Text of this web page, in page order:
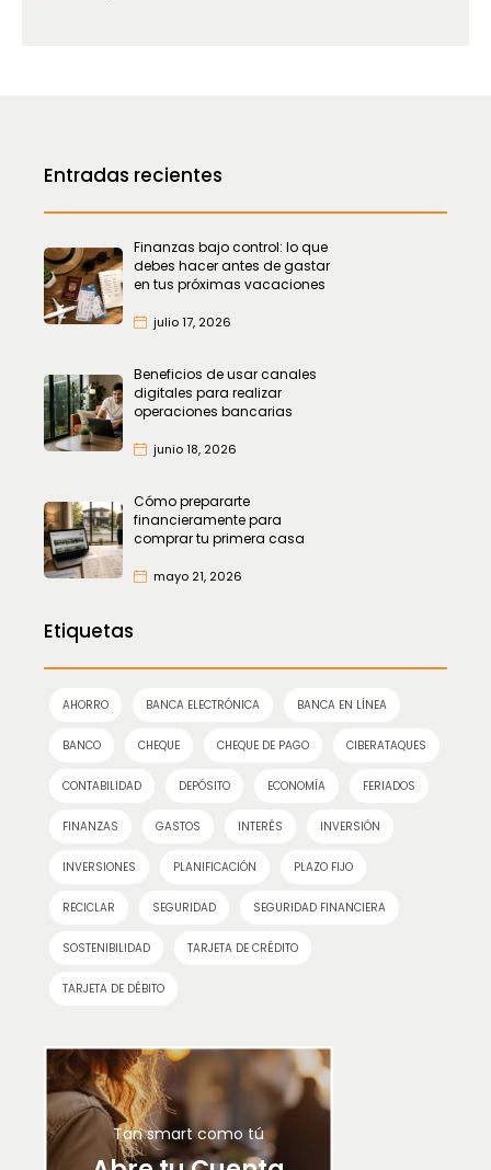
Entradas recientes
Finanzas bajo control: lo que
debes hacer antes de gastar
en tus próximas vacaciones
julio 17, 2026
Beneficios de usar canales
digitales para realizar
operaciones bancarias
junio 18, 2026
Cómo prepararte
financieramente para
comprar tu primera casa
mayo 21, 2026
Etiquetas
AHORRO BANCA ELECTRÓNICA BANCA EN LÍNEA
BANCO CHEQUE CHEQUE DE PAGO CIBERATAQUES
CONTABILIDAD DEPÓSITO ECONOMÍA FERIADOS
FINANZAS GASTOS INTERÉS INVERSIÓN
INVERSIONES PLANIFICACIÓN PLAZO FIJO
RECICLAR SEGURIDAD SEGURIDAD FINANCIERA
SOSTENIBILIDAD TARJETA DE CRÉDITO
TARJETA DE DÉBITO
Tan smart como tú